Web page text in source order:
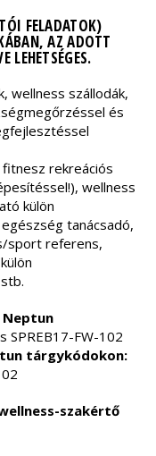
FELADATOK)
AZ ADOTT
LEHETSÉGES.
wellness szállodák,
és
fitnesz rekreációs
wellness
külön
tanácsadó,
sport referens,
SPREB17-FW-102
tárgykódokon:
szakértő